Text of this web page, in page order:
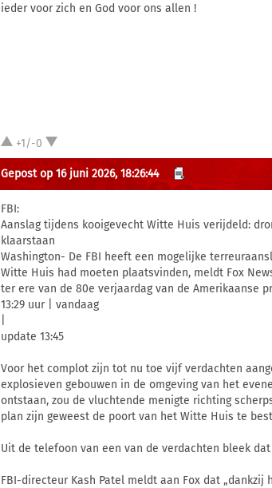
ieder voor zich en God voor ons allen !
+1/-0
Gepost op 16 juni 2026, 18:26:44
FBI:
Aanslag tijdens kooigevecht Witte Huis verijdeld:
klaarstaan
Washington- De FBI heeft een mogelijke
Witte Huis had moeten plaatsvinden, meldt Fox
ter ere van de 80e verjaardag van de Amerikaanse
13:29 uur | vandaag
update 13:45
Voor het complot zijn tot nu toe vijf verdachten
explosieven gebouwen in de omgeving van het
ontstaan, zou de vluchtende menigte richting
plan zijn geweest de poort van het Witte Huis te
Uit de telefoon van een van de verdachten bleek
FBI-directeur Kash Patel meldt aan Fox dat